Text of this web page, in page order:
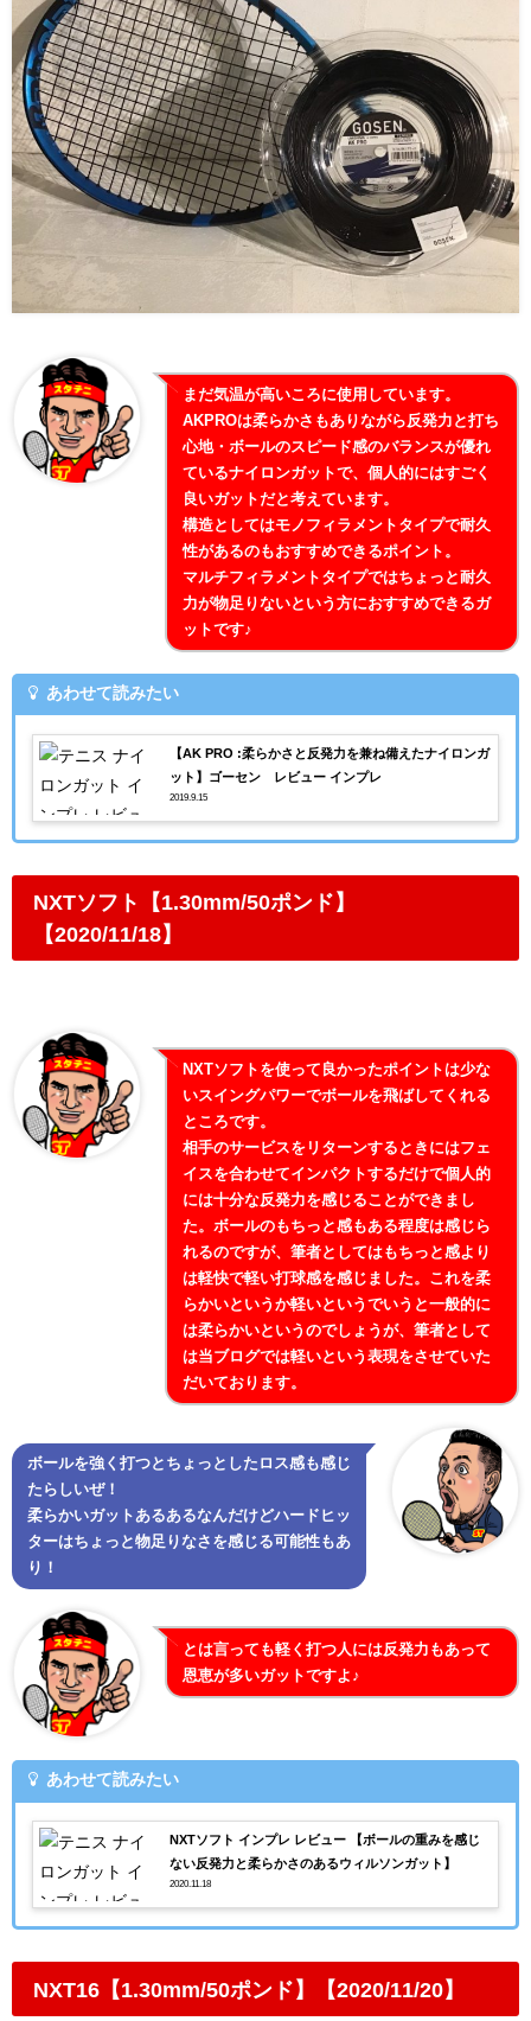
まだ気温が高いころに使用しています。
AKPROは柔らかさもありながら反発力と打ち
心地・ボールのスピード感のバランスが優れ
ているナイロンガットで、個人的にはすごく
良いガットだと考えています。
構造としてはモノフィラメントタイプで耐久
性があるのもおすすめできるポイント。
マルチフィラメントタイプではちょっと耐久
力が物足りないという方におすすめできるガ
ットです♪
あわせて読みたい
【AK PRO :柔らかさと反発力を兼ね備えたナイロンガ
ット】ゴーセン レビュー インプレ
2019.9.15
NXTソフト【1.30mm/50ポンド】
【2020/11/18】
NXTソフトを使って良かったポイントは少な
いスイングパワーでボールを飛ばしてくれる
ところです。
相手のサービスをリターンするときにはフェ
イスを合わせてインパクトするだけで個人的
には十分な反発力を感じることができまし
た。ボールのもちっと感もある程度は感じら
れるのですが、筆者としてはもちっと感より
は軽快で軽い打球感を感じました。これを柔
らかいというか軽いというでいうと一般的に
は柔らかいというのでしょうが、筆者として
は当ブログでは軽いという表現をさせていた
だいております。
ボールを強く打つとちょっとしたロス感も感じ
たらしいぜ！
柔らかいガットあるあるなんだけどハードヒッ
ターはちょっと物足りなさを感じる可能性もあ
り！
とは言っても軽く打つ人には反発力もあって
恩恵が多いガットですよ♪
あわせて読みたい
NXTソフト インプレ レビュー 【ボールの重みを感じ
ない反発力と柔らかさのあるウィルソンガット】
2020.11.18
NXT16【1.30mm/50ポンド】【2020/11/20】